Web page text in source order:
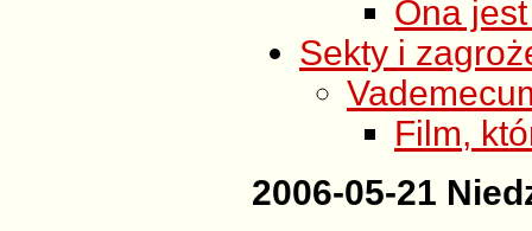
Ona
Sekty i
Film,
2006-05-21